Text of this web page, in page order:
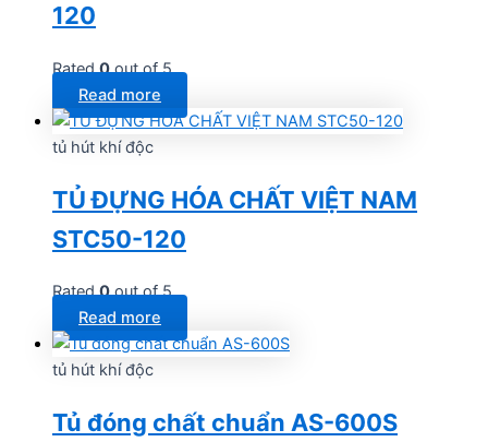
120
Rated0out of 5
Read more
tủ hút khí độc
TỦ ĐỰNG HÓA CHẤT VIỆT NAM
STC50-120
Rated0out of 5
Read more
tủ hút khí độc
Tủ đóng chất chuẩn AS-600S